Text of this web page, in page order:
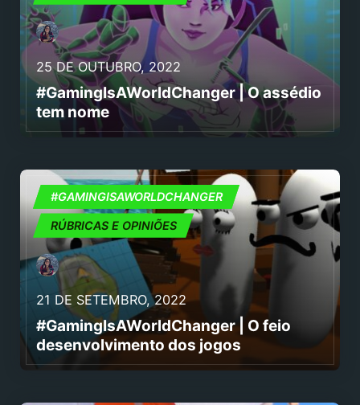
25 DE OUTUBRO, 2022
#GamingIsAWorldChanger | O assédio
tem nome
#GAMINGISAWORLDCHANGER
RÚBRICAS E OPINIÕES
21 DE SETEMBRO, 2022
#GamingIsAWorldChanger | O feio
desenvolvimento dos jogos
#GAMINGISAWORLDCHANGER